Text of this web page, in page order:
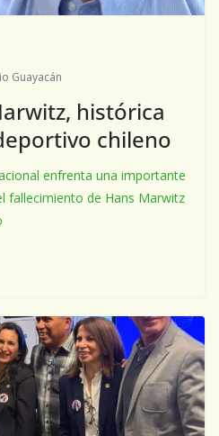
Guayacán
histórica
chileno
enfrenta una importante
fallecimiento de Hans Marwitz